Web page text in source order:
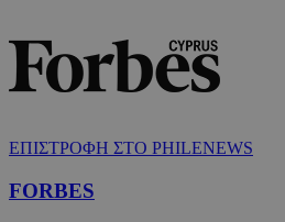
ΕΠΙΣΤΡΟΦΗ ΣΤΟ PHILENEWS
FORBES